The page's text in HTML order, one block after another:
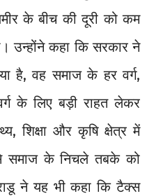
के बीच की दूरी को कम
उन्होंने कहा कि सरकार ने
है, वह समाज के हर वर्ग,
के लिए बड़ी राहत लेकर
शिक्षा और कृषि क्षेत्र में
समाज के निचले तबके को
ने यह भी कहा कि टैक्स